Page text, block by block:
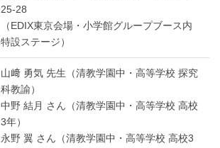
25-28
（EDIX東京会場・小学館グループブース内
特設ステージ）
山﨑 勇気 先生（清教学園中・高等学校 探究
科教諭）
中野 結月 さん（清教学園中・高等学校 高校
3年）
永野 翼 さん（清教学園中・高等学校 高校3